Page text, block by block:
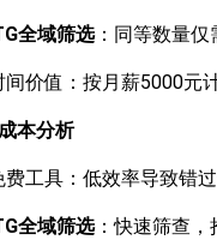
全域筛选：同等数量仅
间价值：按月薪5000元
本分析
费工具：低效率导致错
全域筛选：快速筛查，